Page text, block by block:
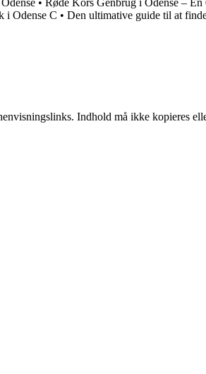
• Røde Kors Genbrug i Odense –
i Odense C • Den ultimative guide til at
Indhold må ikke kopieres